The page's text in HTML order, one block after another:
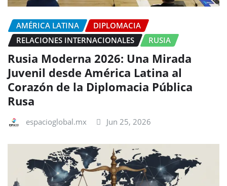
AMÉRICA LATINA
DIPLOMACIA
RELACIONES INTERNACIONALES
RUSIA
Rusia Moderna 2026: Una Mirada
Juvenil desde América Latina al
Corazón de la Diplomacia Pública
Rusa
espacioglobal.mx Jun 25, 2026